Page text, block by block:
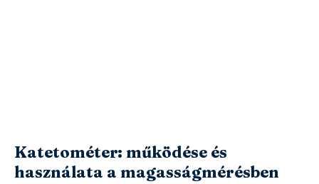
Katetométer: működése és
használata a magasságmérésben